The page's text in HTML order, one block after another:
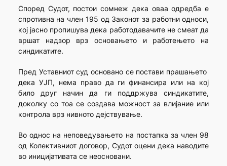
Според Судот, постои сомнеж дека оваа одредба е
спротивна на член 195 од Законот за работни односи,
кој јасно пропишува дека работодавачите не смеат да
вршат надзор врз основањето и работењето на
синдикатите.
Пред Уставниот суд основано се постави прашањето
дека УЈП, нема право да ги финансира или на кој
било друг начин да ги поддржува синдикатите,
доколку со тоа се создава можност за влијание или
контрола врз нивното дејствување.
Во однос на неповедувањето на постапка за член 98
од Колективниот договор, Судот оцени дека наводите
во иницијативата се неосновани.